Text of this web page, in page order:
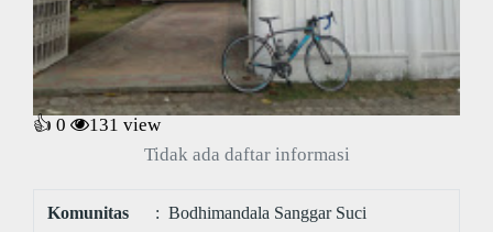
👍 0 131 view
Tidak ada daftar informasi
Komunitas : Bodhimandala Sanggar Suci